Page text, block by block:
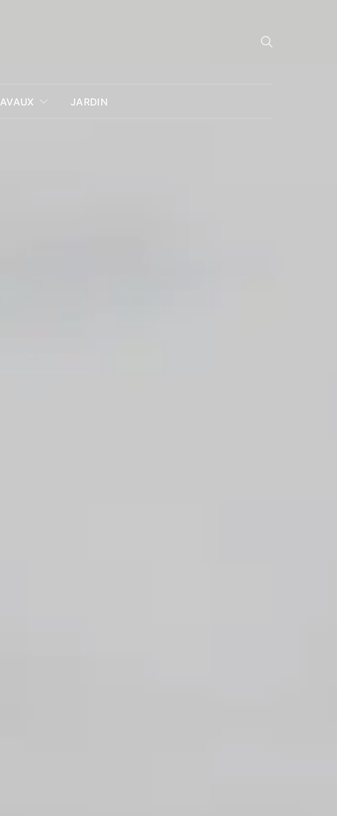
JARDIN